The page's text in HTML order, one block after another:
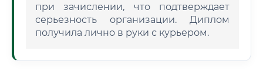
при зачислении, что подтверждает
серьезность организации. Диплом
получила лично в руки с курьером.